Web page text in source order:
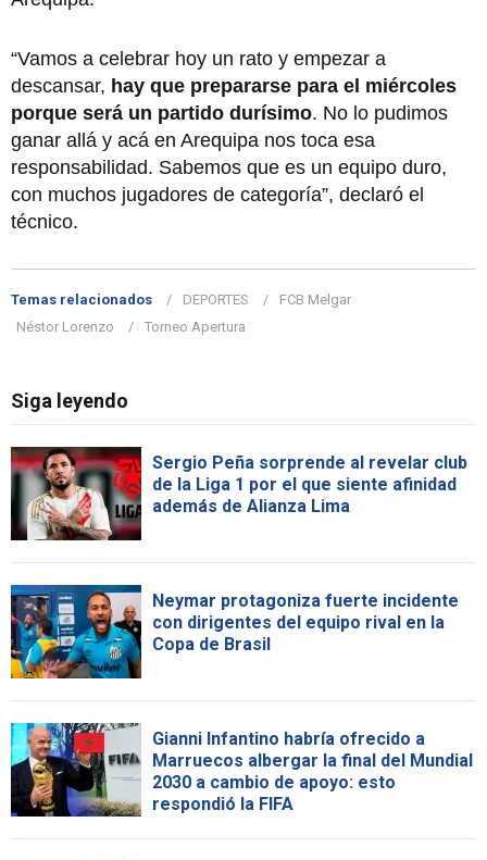
“Vamos a celebrar hoy un rato y empezar a
descansar, hay que prepararse para el miércoles
porque será un partido durísimo. No lo pudimos
ganar allá y acá en Arequipa nos toca esa
responsabilidad. Sabemos que es un equipo duro,
con muchos jugadores de categoría”, declaró el
técnico.
Temas relacionados DEPORTES
FCB Melgar
Néstor Lorenzo
Torneo Apertura
Siga leyendo
Sergio Peña sorprende al revelar club
de la Liga 1 por el que siente afinidad
además de Alianza Lima
Neymar protagoniza fuerte incidente
con dirigentes del equipo rival en la
Copa de Brasil
Gianni Infantino habría ofrecido a
Marruecos albergar la final del Mundial
2030 a cambio de apoyo: esto
respondió la FIFA